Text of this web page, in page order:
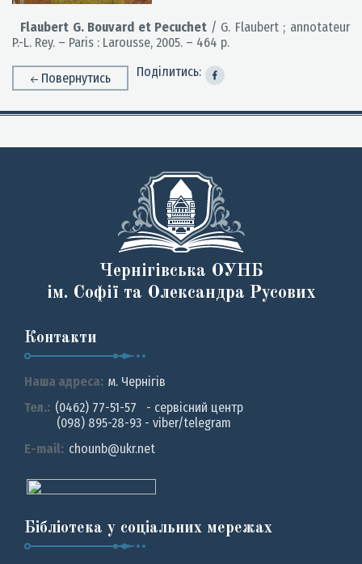
Flaubert G. Bouvard et Pecuchet / G. Flaubert ; annotateur
P.-L. Rey. – Paris : Larousse, 2005. – 464 p.
Повернутись Поділитись:
Чернігівська ОУНБ
ім. Софії та Олександра Русових
Контакти
Наша адреса: м. Чернiгiв
Тел.: (0462) 77-51-57 - сервісний центр
(098) 895-28-93 - viber/telegram
E-mail: chounb@ukr.net
Бібліотека у соціальних мережах